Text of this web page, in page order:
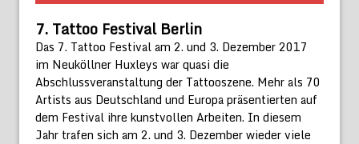
7. Tattoo Festival Berlin
Das 7. Tattoo Festival am 2. und 3. Dezember 2017
im Neuköllner Huxleys war quasi die
Abschlussveranstaltung der Tattooszene. Mehr als 70
Artists aus Deutschland und Europa präsentierten auf
dem Festival ihre kunstvollen Arbeiten. In diesem
Jahr trafen sich am 2. und 3. Dezember wieder viele